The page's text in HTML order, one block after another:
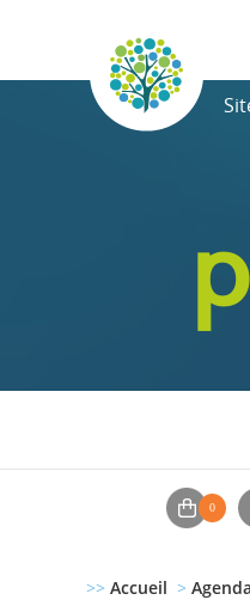
>> Accueil > Agenda